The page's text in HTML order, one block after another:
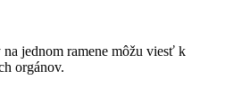
jednom ramene môžu viesť k
orgánov.